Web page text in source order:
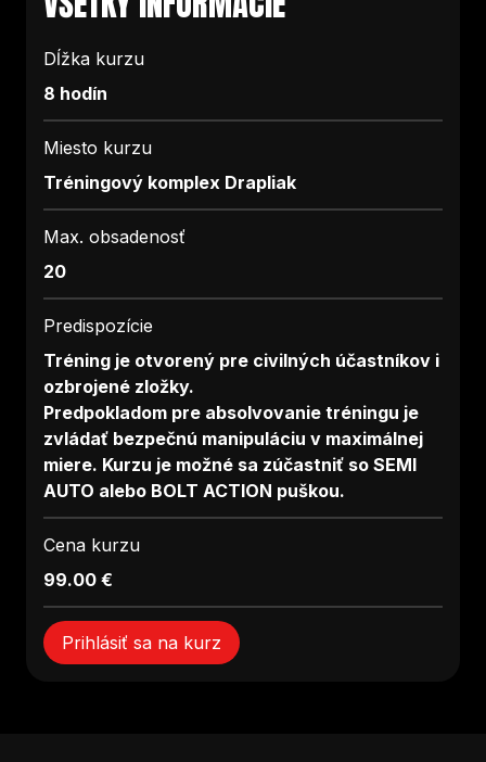
Dĺžka kurzu
8 hodín
Miesto kurzu
Tréningový komplex Drapliak
Max. obsadenosť
20
Predispozície
Tréning je otvorený pre civilných účastníkov i
ozbrojené zložky.
Predpokladom pre absolvovanie tréningu je
zvládať bezpečnú manipuláciu v maximálnej
miere. Kurzu je možné sa zúčastniť so SEMI
AUTO alebo BOLT ACTION puškou.
Cena kurzu
99.00 €
Prihlásiť sa na kurz